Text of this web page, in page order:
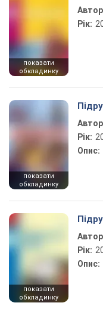
показати
обкладинку
Рік:
показати
обкладинку
Рік:
Опис:
показати
обкладинку
Рік:
Опис: